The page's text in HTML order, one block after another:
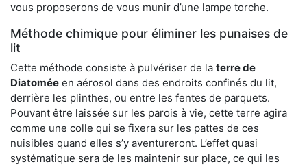
vous proposerons de vous munir d’une lampe torche.
Méthode chimique pour éliminer les punaises de
lit
Cette méthode consiste à pulvériser de la terre de
Diatomée en aérosol dans des endroits confinés du lit,
derrière les plinthes, ou entre les fentes de parquets.
Pouvant être laissée sur les parois à vie, cette terre agira
comme une colle qui se fixera sur les pattes de ces
nuisibles quand elles s’y aventureront. L’effet quasi
systématique sera de les maintenir sur place, ce qui les